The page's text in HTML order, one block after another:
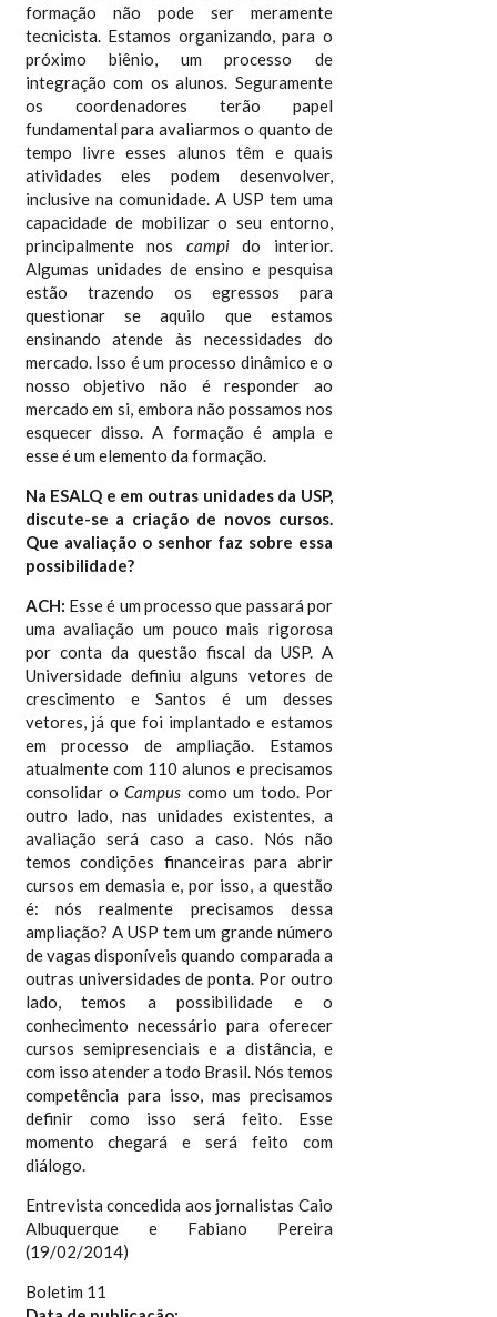
formação não pode ser meramente
tecnicista. Estamos organizando, para o
próximo biênio, um processo de
integração com os alunos. Seguramente
os coordenadores terão papel
fundamental para avaliarmos o quanto de
tempo livre esses alunos têm e quais
atividades eles podem desenvolver,
inclusive na comunidade. A USP tem uma
capacidade de mobilizar o seu entorno,
principalmente nos campido interior.
Algumas unidades de ensino e pesquisa
estão trazendo os egressos para
questionar se aquilo que estamos
ensinando atende às necessidades do
mercado. Isso é um processo dinâmico e o
nosso objetivo não é responder ao
mercado em si, embora não possamos nos
esquecer disso. A formação é ampla e
esse é um elemento da formação.
Na ESALQ e em outras unidades da USP,
discute-se a criação de novos cursos.
Que avaliação o senhor faz sobre essa
possibilidade?
ACH: Esse é um processo que passará por
uma avaliação um pouco mais rigorosa
por conta da questão fiscal da USP. A
Universidade definiu alguns vetores de
crescimento e Santos é um desses
vetores, já que foi implantado e estamos
em processo de ampliação. Estamos
atualmente com 110 alunos e precisamos
consolidar oCampus como um todo. Por
outro lado, nas unidades existentes, a
avaliação será caso a caso. Nós não
temos condições financeiras para abrir
cursos em demasia e, por isso, a questão
é: nós realmente precisamos dessa
ampliação? A USP tem um grande número
de vagas disponíveis quando comparada a
outras universidades de ponta. Por outro
lado, temos a possibilidade e o
conhecimento necessário para oferecer
cursos semipresenciais e a distância, e
com isso atender a todo Brasil. Nós temos
competência para isso, mas precisamos
definir como isso será feito. Esse
momento chegará e será feito com
diálogo.
Entrevista concedida aos jornalistas Caio
Albuquerque e Fabiano Pereira
(19/02/2014)
Boletim 11